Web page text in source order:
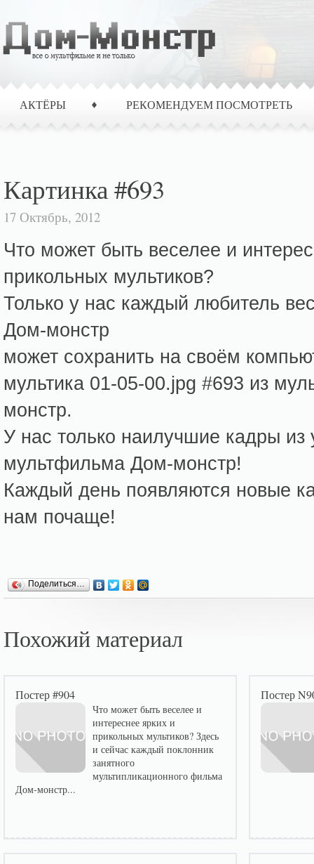
АКТЁРЫ РЕКОМЕНДУЕМ ПОСМОТРЕТЬ
Картинка #693
17 Октябрь, 2012
Что может быть веселее и
прикольных мультиков?
Только у нас каждый любитель
Дом-монстр
может сохранить на своём
мультика 01-05-00.jpg #693 из
монстр.
У нас только наилучшие кадры из
мультфильма Дом-монстр!
Каждый день появляются новые
нам почаще!
Поделиться…
Похожий материал
Постер #904
Что может быть веселее и
интереснее ярких и
прикольных мультиков? Здесь
и сейчас каждый поклонник
занятного
мультипликационного фильма
Дом-монстр...
Постер